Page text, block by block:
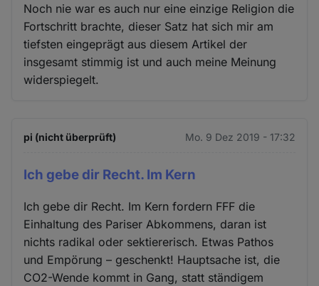
Noch nie war es auch nur eine einzige Religion die
Fortschritt brachte, dieser Satz hat sich mir am
tiefsten eingeprägt aus diesem Artikel der
insgesamt stimmig ist und auch meine Meinung
widerspiegelt.
pi (nicht überprüft) Mo. 9 Dez 2019 - 17:32
Ich gebe dir Recht. Im Kern
Ich gebe dir Recht. Im Kern fordern FFF die
Einhaltung des Pariser Abkommens, daran ist
nichts radikal oder sektiererisch. Etwas Pathos
und Empörung – geschenkt! Hauptsache ist, die
CO2-Wende kommt in Gang, statt ständigem